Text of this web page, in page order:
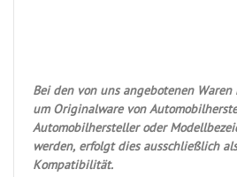
Bei den von uns angebotenen
um Originalware von
Automobilhersteller oder
werden, erfolgt dies ausschließlich
Kompatibilität.